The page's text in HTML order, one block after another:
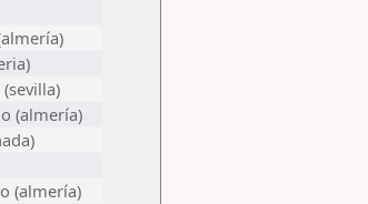
(almería)
(almería)